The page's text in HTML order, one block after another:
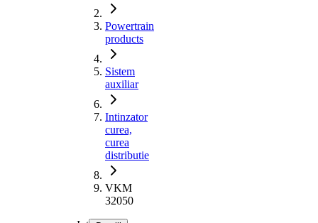
Powertrain
products
Sistem
auxiliar
Intinzator
curea,
curea
distributie
VKM
32050